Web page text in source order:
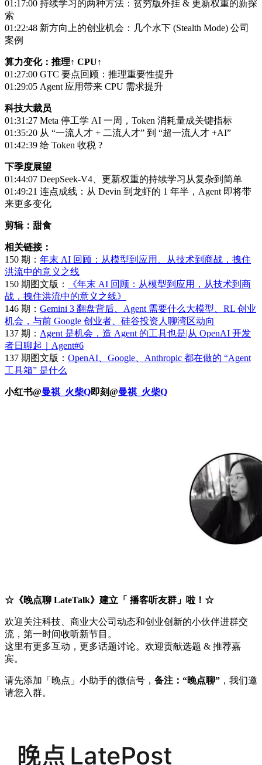
01:17:00 持续学习的两种方法：贫穷版外挂 & 更新权重的新探
索
01:22:48 新方向上的创业机会：几个水下 (Stealth Mode) 公司
案例
算力变化：推理↑ CPU↑
01:27:00 GTC 要点回顾：推理重要性提升
01:29:05 Agent 应用带来 CPU 需求提升
科技大裁员
01:31:27 Meta 停工学 AI 一周，Token 消耗量成关键指标
01:35:20 从 “一流人才 + 二流人才” 到 “超一流人才 +AI”
01:42:39 给 Token 收税 ?
下季度展望
01:44:07 DeepSeek-V4、更新权重的持续学习从复杂到简单
01:49:21 连点成线：从 Devin 到龙虾的 1 年半，Agent 即将带
来更多变化
剪辑：甜食
相关链接：
150 期： 年末 AI 回顾：从模型到应用、从技术到商战，拽住
洪流中的意义之线
150 期图文版：
《年末 AI 回顾：从模型到应用，从技术到商
战，拽住洪流中的意义之线》
146 期： Gemini 3 翻盘背后、Agent 需要什么大模型、RL 创业
机会，与前 Google 创业者、硅谷投资人聊湾区动向
137 期： Agent 是机会，造 Agent 的工具也是|从 OpenAI 开发
者日聊起｜Agent#6
137 期图文版： OpenAI、Google、Anthropic 都在做的 “Agent
工具箱” 是什么
小红书@曼祺_火柴Q即刻@曼祺_火柴Q
☆《晚点聊 LateTalk》建立「 播客听友群」啦！☆
欢迎关注科技、商业大公司动态和创业创新的小伙伴进群交
流，第一时间收听新节目。
这里有更多互动，更多话题讨论。欢迎贡献选题 & 推荐嘉
宾。
请先添加「晚点」小助手的微信号， 备注：“晚点聊” ，我们邀
请您入群。